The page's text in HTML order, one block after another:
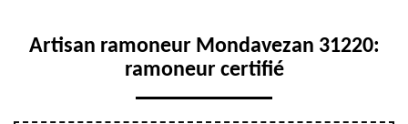
Artisan ramoneur Mondavezan 31220:
ramoneur certifié